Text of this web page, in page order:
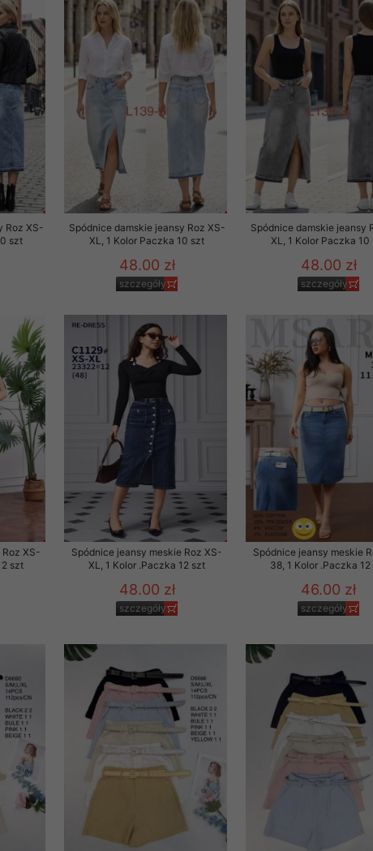
Roz XS-
szt
Spódnice damskie jeansy Roz XS-
XL, 1 Kolor Paczka 10 szt
48.00 zł
szczegóły
Spódnice damskie jeansy
XL, 1 Kolor Paczka 10
48.00 zł
szczegóły
XS-
szt
Spódnice jeansy meskie Roz XS-
XL, 1 Kolor .Paczka 12 szt
48.00 zł
szczegóły
Spódnice jeansy meskie
38, 1 Kolor .Paczka
46.00 zł
szczegóły